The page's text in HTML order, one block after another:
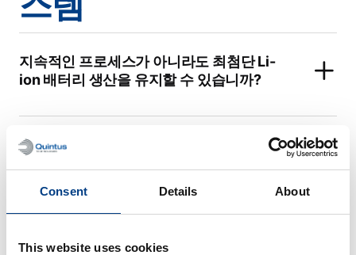
Consent Details About
This website uses cookies
지속적인 프로세스가 아니라도 최첨단 Li-
ion 배터리 생산을 유지할 수 있습니까?
식품 가공